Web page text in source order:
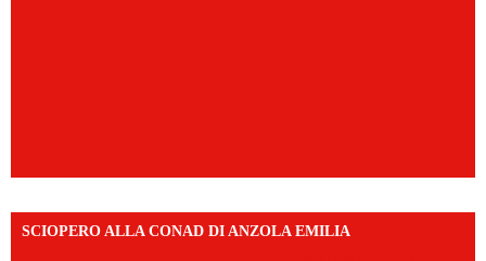
SCIOPERO ALLA CONAD DI ANZOLA EMILIA